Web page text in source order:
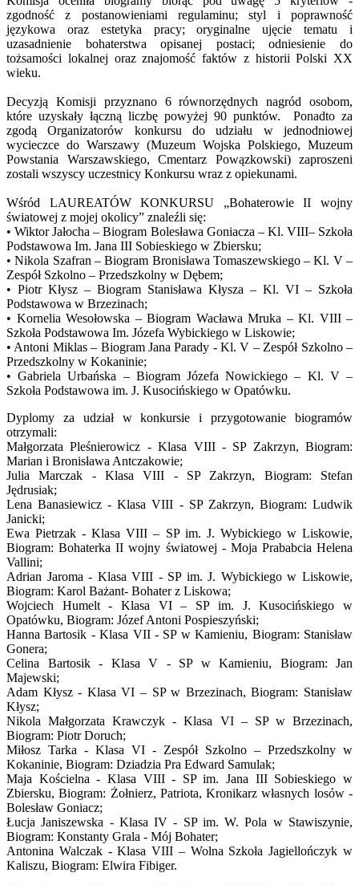
zgodność z postanowieniami regulaminu; styl i poprawność
językowa oraz estetyka pracy; oryginalne ujęcie tematu i
uzasadnienie bohaterstwa opisanej postaci; odniesienie do
tożsamości lokalnej oraz znajomość faktów z historii Polski XX
wieku.
Decyzją Komisji przyznano 6 równorzędnych nagród osobom,
które uzyskały łączną liczbę powyżej 90 punktów. Ponadto za
zgodą Organizatorów konkursu do udziału w jednodniowej
wycieczce do Warszawy (Muzeum Wojska Polskiego, Muzeum
Powstania Warszawskiego, Cmentarz Powązkowski) zaproszeni
zostali wszyscy uczestnicy Konkursu wraz z opiekunami.
Wśród LAUREATÓW KONKURSU „Bohaterowie II wojny
światowej z mojej okolicy” znaleźli się:
• Wiktor Jałocha – Biogram Bolesława Goniacza – Kl. VIII– Szkoła
Podstawowa Im. Jana III Sobieskiego w Zbiersku;
• Nikola Szafran – Biogram Bronisława Tomaszewskiego – Kl. V –
Zespół Szkolno – Przedszkolny w Dębem;
• Piotr Kłysz – Biogram Stanisława Kłysza – Kl. VI – Szkoła
Podstawowa w Brzezinach;
• Kornelia Wesołowska – Biogram Wacława Mruka – Kl. VIII –
Szkoła Podstawowa Im. Józefa Wybickiego w Liskowie;
• Antoni Miklas – Biogram Jana Parady - Kl. V – Zespół Szkolno –
Przedszkolny w Kokaninie;
• Gabriela Urbańska – Biogram Józefa Nowickiego – Kl. V –
Szkoła Podstawowa im. J. Kusocińskiego w Opatówku.
Dyplomy za udział w konkursie i przygotowanie biogramów
otrzymali:
Małgorzata Pleśnierowicz - Klasa VIII - SP Zakrzyn, Biogram:
Marian i Bronisława Antczakowie;
Julia Marczak - Klasa VIII - SP Zakrzyn, Biogram: Stefan
Jędrusiak;
Lena Banasiewicz - Klasa VIII - SP Zakrzyn, Biogram: Ludwik
Janicki;
Ewa Pietrzak - Klasa VIII – SP im. J. Wybickiego w Liskowie,
Biogram: Bohaterka II wojny światowej - Moja Prababcia Helena
Vallini;
Adrian Jaroma - Klasa VIII - SP im. J. Wybickiego w Liskowie,
Biogram: Karol Bażant- Bohater z Liskowa;
Wojciech Humelt - Klasa VI – SP im. J. Kusocińskiego w
Opatówku, Biogram: Józef Antoni Pospieszyński;
Hanna Bartosik - Klasa VII - SP w Kamieniu, Biogram: Stanisław
Gonera;
Celina Bartosik - Klasa V - SP w Kamieniu, Biogram: Jan
Majewski;
Adam Kłysz - Klasa VI – SP w Brzezinach, Biogram: Stanisław
Kłysz;
Nikola Małgorzata Krawczyk - Klasa VI – SP w Brzezinach,
Biogram: Piotr Doruch;
Miłosz Tarka - Klasa VI - Zespół Szkolno – Przedszkolny w
Kokaninie, Biogram: Dziadzia Pra Edward Samulak;
Maja Kościelna - Klasa VIII - SP im. Jana III Sobieskiego w
Zbiersku, Biogram: Żołnierz, Patriota, Kronikarz własnych losów -
Bolesław Goniacz;
Łucja Janiszewska - Klasa IV - SP im. W. Pola w Stawiszynie,
Biogram: Konstanty Grala - Mój Bohater;
Antonina Walczak - Klasa VIII – Wolna Szkoła Jagiellończyk w
Kaliszu, Biogram: Elwira Fibiger.